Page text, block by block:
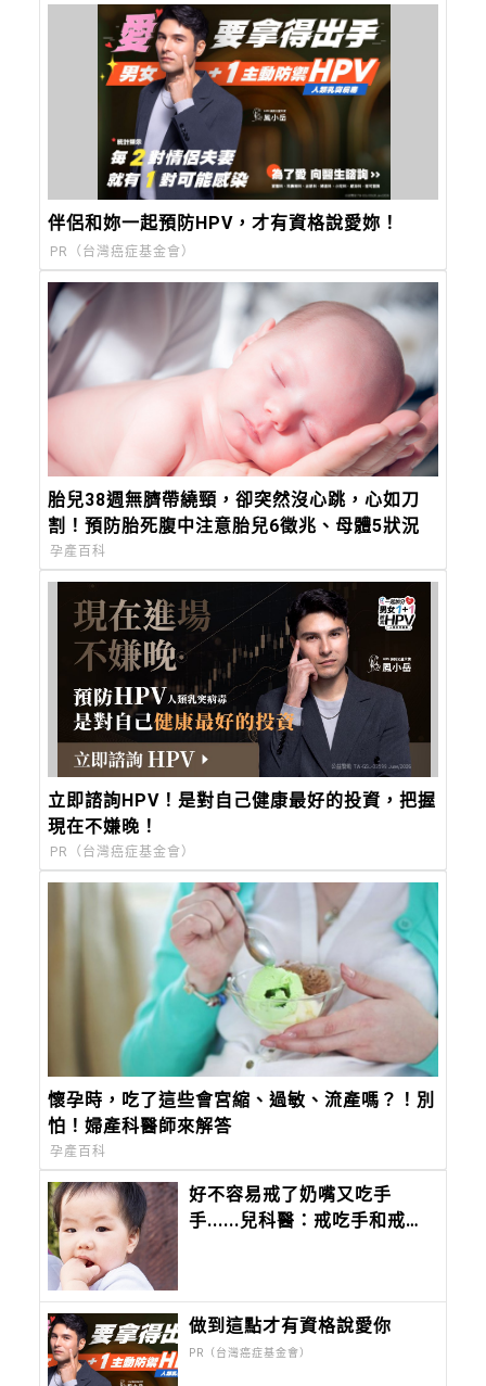
伴侶和妳一起預防HPV，才有資格說愛妳！
PR（台灣癌症基金會）
胎兒38週無臍帶繞頸，卻突然沒心跳，心如刀
割！預防胎死腹中注意胎兒6徵兆、母體5狀況
孕產百科
立即諮詢HPV！是對自己健康最好的投資，把握
現在不嫌晚！
PR（台灣癌症基金會）
懷孕時，吃了這些會宮縮、過敏、流產嗎？！別
怕！婦產科醫師來解答
孕產百科
好不容易戒了奶嘴又吃手
手......兒科醫：戒吃手和戒奶
做到這點才有資格說愛你
PR（台灣癌症基金會）